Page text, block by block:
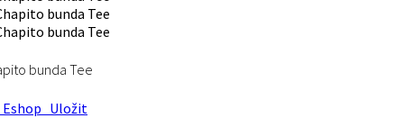
bunda Tee
Uložit